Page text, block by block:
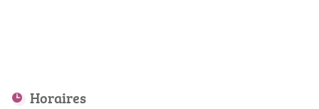
Horaires